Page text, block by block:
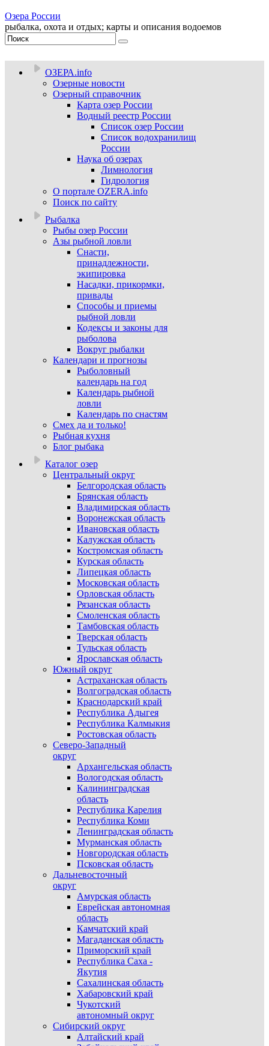
Озера России
рыбалка, охота и отдых; карты и описания водоемов
ОЗЕРА.info
Озерные новости
Озерный справочник
Карта озер России
Водный реестр России
Список озер России
Список водохранилищ
России
Наука об озерах
Лимнология
Гидрология
О портале OZERA.info
Поиск по сайту
Рыбалка
Рыбы озер России
Азы рыбной ловли
Снасти,
принадлежности,
экипировка
Насадки, прикормки,
привады
Способы и приемы
рыбной ловли
Кодексы и законы для
рыболова
Вокруг рыбалки
Календари и прогнозы
Рыболовный
календарь на год
Календарь рыбной
ловли
Календарь по снастям
Смех да и только!
Рыбная кухня
Блог рыбака
Каталог озер
Центральный округ
Белгородская область
Брянская область
Владимирская область
Воронежская область
Ивановская область
Калужская область
Костромская область
Курская область
Липецкая область
Московская область
Орловская область
Рязанская область
Смоленская область
Тамбовская область
Тверская область
Тульская область
Ярославская область
Южный округ
Астраханская область
Волгоградская область
Краснодарский край
Республика Адыгея
Республика Калмыкия
Ростовская область
Северо-Западный
округ
Архангельская область
Вологодская область
Калининградская
область
Республика Карелия
Республика Коми
Ленинградская область
Мурманская область
Новгородская область
Псковская область
Дальневосточный
округ
Амурская область
Еврейская автономная
область
Камчатский край
Магаданская область
Приморский край
Республика Саха -
Якутия
Сахалинская область
Хабаровский край
Чукотский
автономный округ
Сибирский округ
Алтайский край